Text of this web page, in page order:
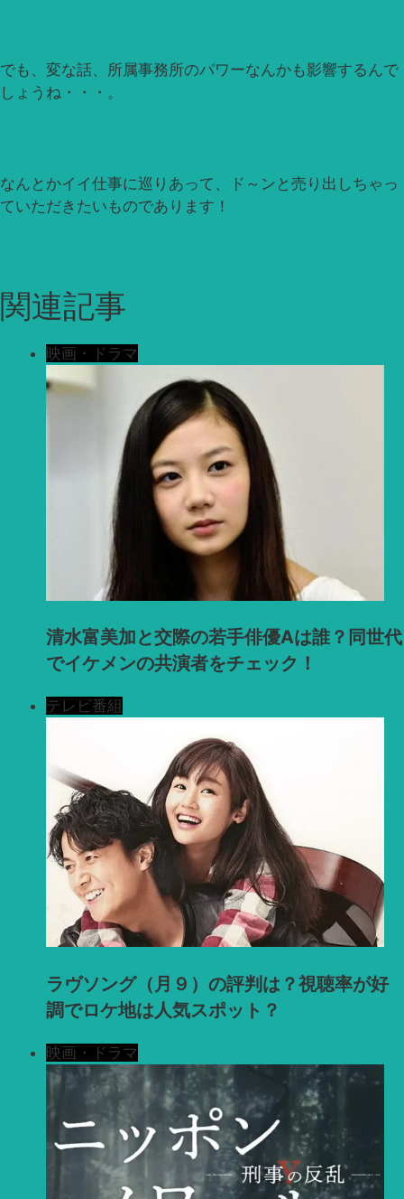
でも、変な話、所属事務所のパワーなんかも影響するんで
しょうね・・・。
なんとかイイ仕事に巡りあって、ド～ンと売り出しちゃっ
ていただきたいものであります！
関連記事
映画・ドラマ
清水富美加と交際の若手俳優Aは誰？同世代
でイケメンの共演者をチェック！
テレビ番組
ラヴソング（月９）の評判は？視聴率が好
調でロケ地は人気スポット？
映画・ドラマ